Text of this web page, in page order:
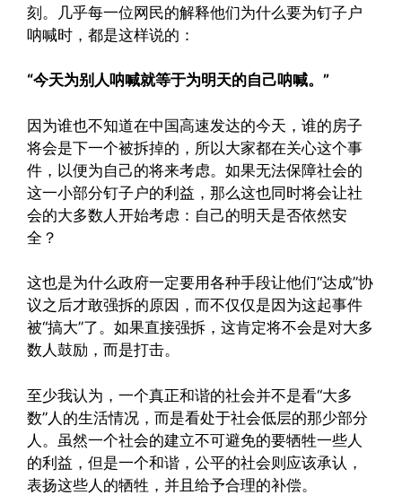
刻。几乎每一位网民的解释他们为什么要为钉子户
呐喊时，都是这样说的：
“今天为别人呐喊就等于为明天的自己呐喊。”
因为谁也不知道在中国高速发达的今天，谁的房子
将会是下一个被拆掉的，所以大家都在关心这个事
件，以便为自己的将来考虑。如果无法保障社会的
这一小部分钉子户的利益，那么这也同时将会让社
会的大多数人开始考虑：自己的明天是否依然安
全？
这也是为什么政府一定要用各种手段让他们“达成”协
议之后才敢强拆的原因，而不仅仅是因为这起事件
被“搞大”了。如果直接强拆，这肯定将不会是对大多
数人鼓励，而是打击。
至少我认为，一个真正和谐的社会并不是看“大多
数”人的生活情况，而是看处于社会低层的那少部分
人。虽然一个社会的建立不可避免的要牺牲一些人
的利益，但是一个和谐，公平的社会则应该承认，
表扬这些人的牺牲，并且给予合理的补偿。